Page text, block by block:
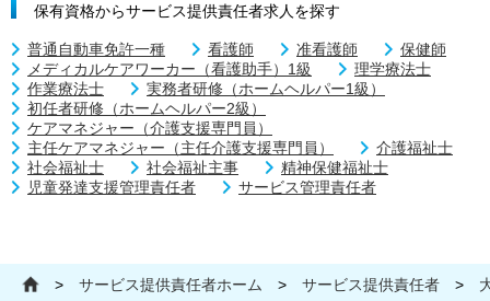
保有資格からサービス提供責任者求人を探す
普通自動車免許一種 看護師 准看護師
保健師
メディカルケアワーカー（看護助手）1級
理学療法士
作業療法士
実務者研修（ホームヘルパー1級）
初任者研修（ホームヘルパー2級）
ケアマネジャー（介護支援専門員）
主任ケアマネジャー（主任介護支援専門員）
介護福祉士
社会福祉士
社会福祉主事
精神保健福祉士
児童発達支援管理責任者
サービス管理責任者
> サービス提供責任者ホーム > サービス提供責任者 >